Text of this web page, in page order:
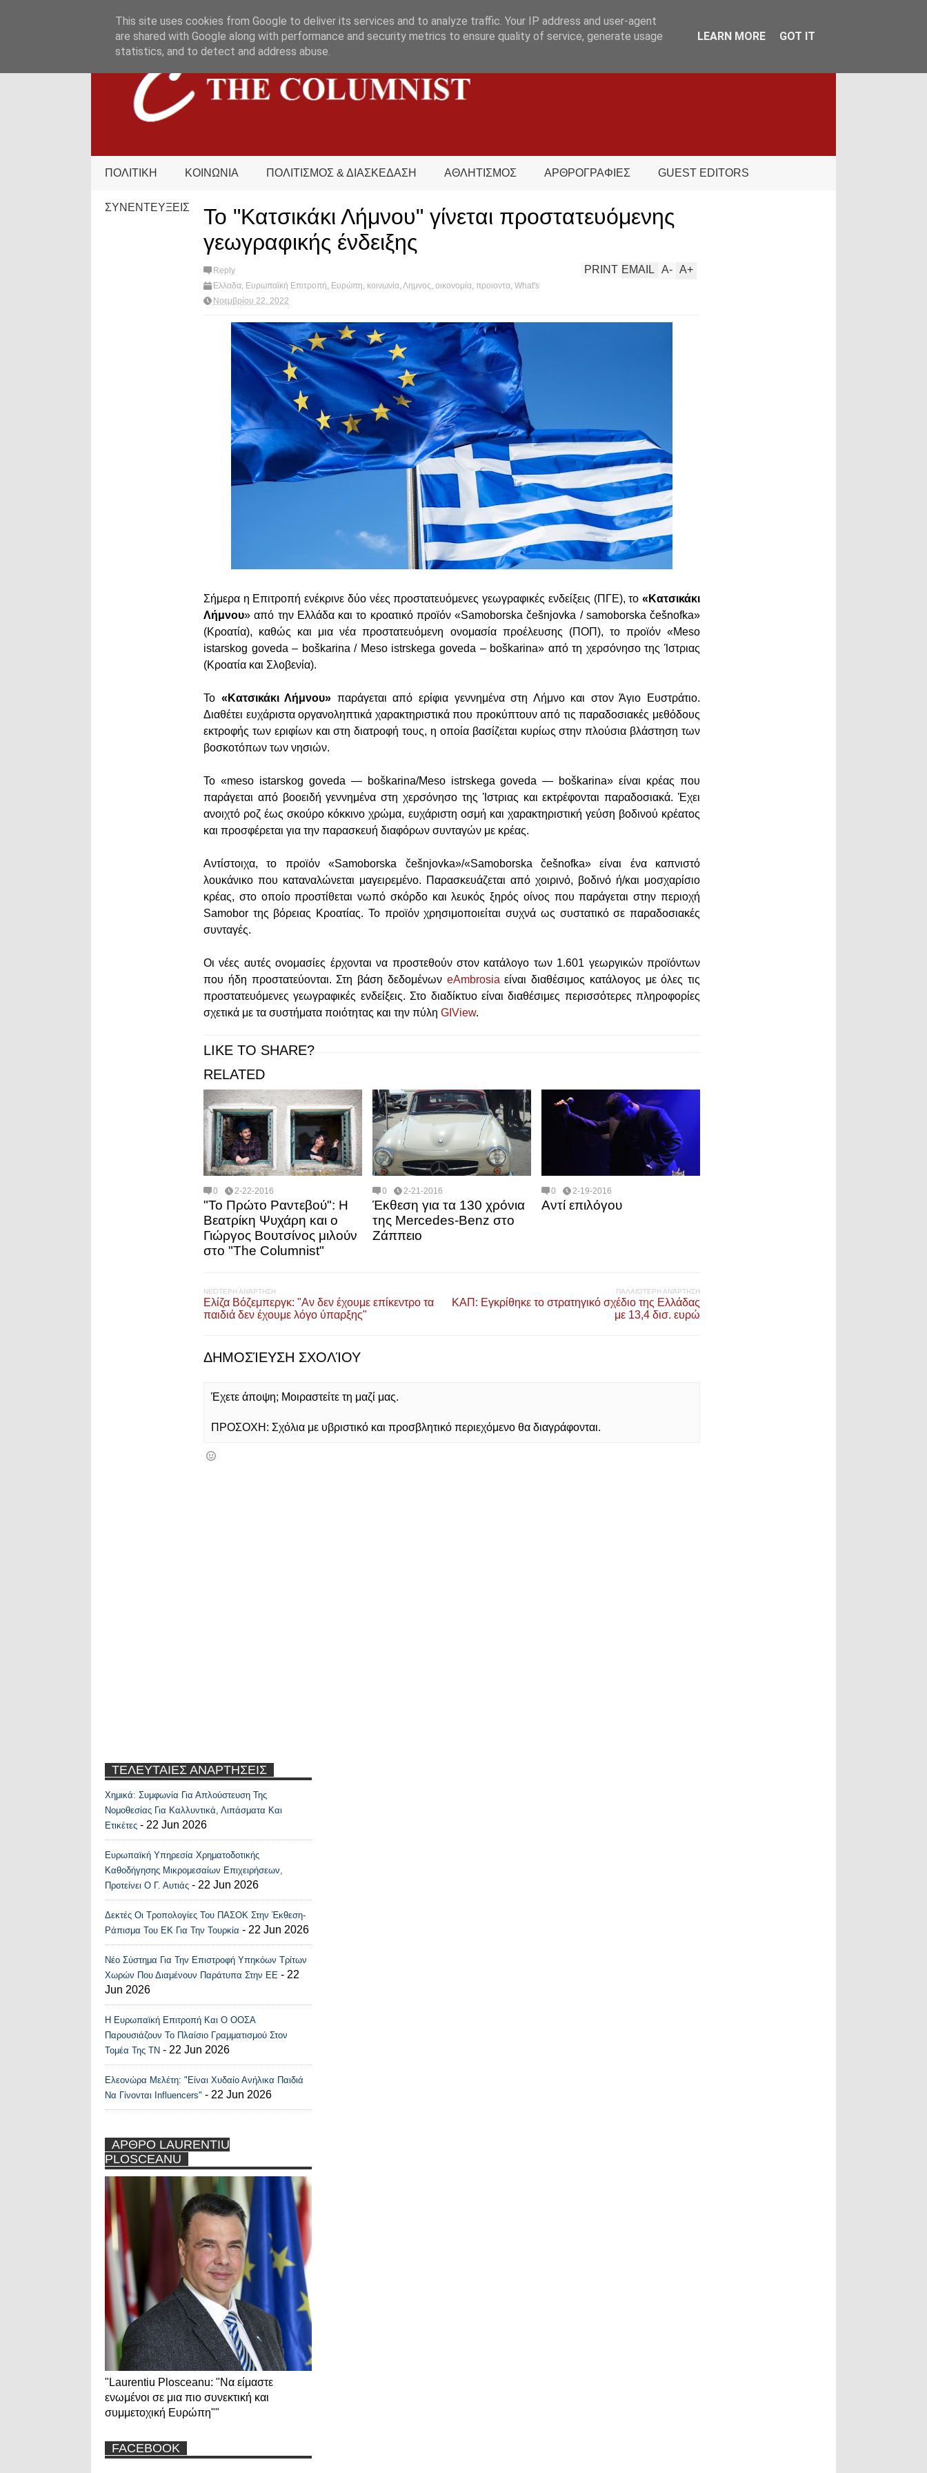
ΠΟΛΙΤΙΚΗ ΚΟΙΝΩΝΙΑ ΠΟΛΙΤΙΣΜΟΣ & ΔΙΑΣΚΕΔΑΣΗ ΑΘΛΗΤΙΣΜΟΣ ΑΡΘΡΟΓΡΑΦΙΕΣ GUEST EDITORS
ΣΥΝΕΝΤΕΥΞΕΙΣ
Το "Κατσικάκι Λήμνου" γίνεται προστατευόμενης
γεωγραφικής ένδειξης
Reply
Ελλαδα Ευρωπαϊκή Επιτροπή Ευρώπη κοινωνία Λημνος οικονομία προιοντα What's
Νοεμβρίου 22, 2022
A+
A-
EMAIL
PRINT
Σήμερα η Επιτροπή ενέκρινε δύο νέες προστατευόμενες γεωγραφικές ενδείξεις (ΠΓΕ), το «Κατσικάκι
Λήμνου» από την Ελλάδα και το κροατικό προϊόν «Samoborska češnjovka / samoborska češnofka»
(Κροατία), καθώς και μια νέα προστατευόμενη ονομασία προέλευσης (ΠΟΠ), το προϊόν «Meso
istarskog goveda – boškarina / Meso istrskega goveda – boškarina» από τη χερσόνησο της Ίστριας
(Κροατία και Σλοβενία).
Το «Κατσικάκι Λήμνου» παράγεται από ερίφια γεννημένα στη Λήμνο και στον Άγιο Ευστράτιο.
Διαθέτει ευχάριστα οργανοληπτικά χαρακτηριστικά που προκύπτουν από τις παραδοσιακές μεθόδους
εκτροφής των εριφίων και στη διατροφή τους, η οποία βασίζεται κυρίως στην πλούσια βλάστηση των
βοσκοτόπων των νησιών.
Το «meso istarskog goveda — boškarina/Meso istrskega goveda — boškarina» είναι κρέας που
παράγεται από βοοειδή γεννημένα στη χερσόνησο της Ίστριας και εκτρέφονται παραδοσιακά. Έχει
ανοιχτό ροζ έως σκούρο κόκκινο χρώμα, ευχάριστη οσμή και χαρακτηριστική γεύση βοδινού κρέατος
και προσφέρεται για την παρασκευή διαφόρων συνταγών με κρέας.
Αντίστοιχα, το προϊόν «Samoborska češnjovka»/«Samoborska češnofka» είναι ένα καπνιστό
λουκάνικο που καταναλώνεται μαγειρεμένο. Παρασκευάζεται από χοιρινό, βοδινό ή/και μοσχαρίσιο
κρέας, στο οποίο προστίθεται νωπό σκόρδο και λευκός ξηρός οίνος που παράγεται στην περιοχή
Samobor της βόρειας Κροατίας. Το προϊόν χρησιμοποιείται συχνά ως συστατικό σε παραδοσιακές
συνταγές.
Οι νέες αυτές ονομασίες έρχονται να προστεθούν στον κατάλογο των 1.601 γεωργικών προϊόντων
που ήδη προστατεύονται. Στη βάση δεδομένων eAmbrosia είναι διαθέσιμος κατάλογος με όλες τις
προστατευόμενες γεωγραφικές ενδείξεις. Στο διαδίκτυο είναι διαθέσιμες περισσότερες πληροφορίες
σχετικά με τα συστήματα ποιότητας και την πύλη GIView.
LIKE TO SHARE?
RELATED
0 2-22-2016
"Το Πρώτο Ραντεβού": Η
Βεατρίκη Ψυχάρη και ο
Γιώργος Βουτσίνος μιλούν
στο "The Columnist"
0 2-21-2016
Έκθεση για τα 130 χρόνια
της Mercedes-Benz στο
Ζάππειο
0 2-19-2016
Αντί επιλόγου
ΝΕΌΤΕΡΗ ΑΝΆΡΤΗΣΗ
Ελίζα Βόζεμπεργκ: "Αν δεν έχουμε επίκεντρο τα
παιδιά δεν έχουμε λόγο ύπαρξης"
ΠΑΛΑΙΌΤΕΡΗ ΑΝΆΡΤΗΣΗ
ΚΑΠ: Εγκρίθηκε το στρατηγικό σχέδιο της Ελλάδας
με 13,4 δισ. ευρώ
ΔΗΜΟΣΊΕΥΣΗ ΣΧΟΛΊΟΥ
Έχετε άποψη; Μοιραστείτε τη μαζί μας.
ΠΡΟΣΟΧΗ: Σχόλια με υβριστικό και προσβλητικό περιεχόμενο θα διαγράφονται.
ΤΕΛΕΥΤΑΙΕΣ ΑΝΑΡΤΗΣΕΙΣ
Recent Posts Widget
Χημικά: Συμφωνία Για Απλούστευση Της
Νομοθεσίας Για Καλλυντικά, Λιπάσματα Και
Ετικέτες - 22 Jun 2026
Ευρωπαϊκή Υπηρεσία Χρηματοδοτικής
Καθοδήγησης Μικρομεσαίων Επιχειρήσεων,
Προτείνει Ο Γ. Αυτιάς - 22 Jun 2026
Δεκτές Οι Τροπολογίες Του ΠΑΣΟΚ Στην Έκθεση-
Ράπισμα Του ΕΚ Για Την Τουρκία - 22 Jun 2026
Νέο Σύστημα Για Την Επιστροφή Υπηκόων Τρίτων
Χωρών Που Διαμένουν Παράτυπα Στην ΕΕ - 22
Jun 2026
Η Ευρωπαϊκή Επιτροπή Και Ο ΟΟΣΑ
Παρουσιάζουν Το Πλαίσιο Γραμματισμού Στον
Τομέα Της ΤΝ - 22 Jun 2026
Ελεονώρα Μελέτη: "Είναι Χυδαίο Ανήλικα Παιδιά
Να Γίνονται Influencers" - 22 Jun 2026
ΑΡΘΡΟ LAURENTIU
PLOSCEANU
"Laurentiu Plosceanu: "Να είμαστε
ενωμένοι σε μια πιο συνεκτική και
συμμετοχική Ευρώπη""
FACEBOOK
This site uses cookies from Google to deliver its services and to analyze traffic. Your IP address and user-agent
are shared with Google along with performance and security metrics to ensure quality of service, generate usage
statistics, and to detect and address abuse.
LEARN MORE GOT IT